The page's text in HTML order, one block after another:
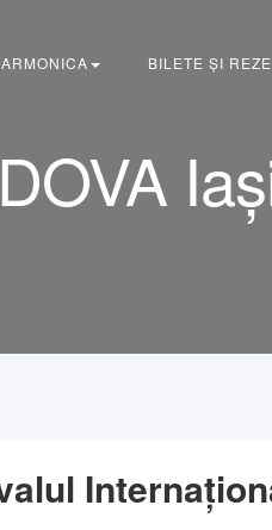
BILETE ȘI